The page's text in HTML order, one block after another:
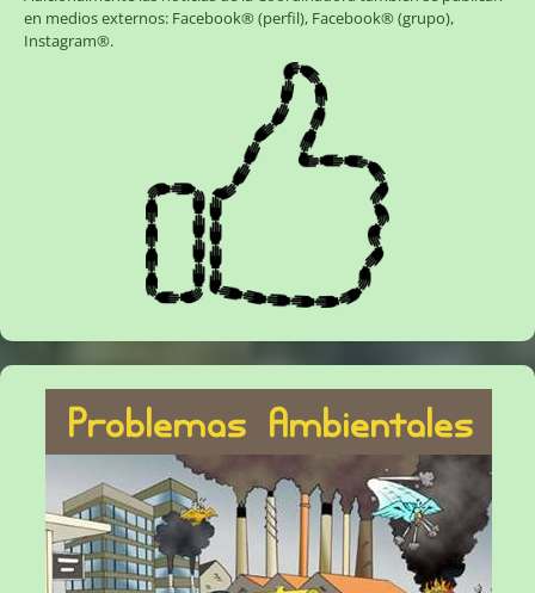
en medios externos: Facebook® (perfil), Facebook® (grupo),
Instagram®.